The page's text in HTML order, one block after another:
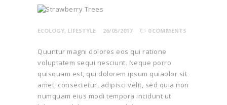
ECOLOGY, LIFESTYLE 26/05/2017 0 COMMENTS
Quuntur magni dolores eos qui ratione
voluptatem sequi nesciunt. Neque porro
quisquam est, qui dolorem ipsum quiaolor sit
amet, consectetur, adipisci velit, sed quia non
numquam eius modi tempora incidunt ut